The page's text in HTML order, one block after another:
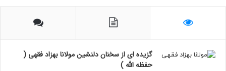
گزیده ای از سخنان دلنشین مولانا بهزاد فقهی (
حفظه الله )